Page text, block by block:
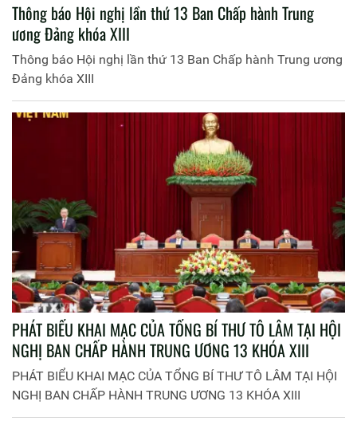
Thông báo Hội nghị lần thứ 13 Ban Chấp hành Trung
ương Đảng khóa XIII
Thông báo Hội nghị lần thứ 13 Ban Chấp hành Trung ương
Đảng khóa XIII
PHÁT BIỂU KHAI MẠC CỦA TỔNG BÍ THƯ TÔ LÂM TẠI HỘI
NGHỊ BAN CHẤP HÀNH TRUNG ƯƠNG 13 KHÓA XIII
PHÁT BIỂU KHAI MẠC CỦA TỔNG BÍ THƯ TÔ LÂM TẠI HỘI
NGHỊ BAN CHẤP HÀNH TRUNG ƯƠNG 13 KHÓA XIII